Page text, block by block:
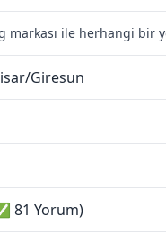
markası ile herhangi bir
Giresun
81 Yorum)